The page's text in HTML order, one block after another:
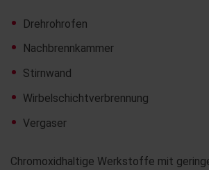
Drehrohrofen
Nachbrennkammer
Stirnwand
Wirbelschichtverbrennung
Vergaser
Chromoxidhaltige Werkstoffe mit